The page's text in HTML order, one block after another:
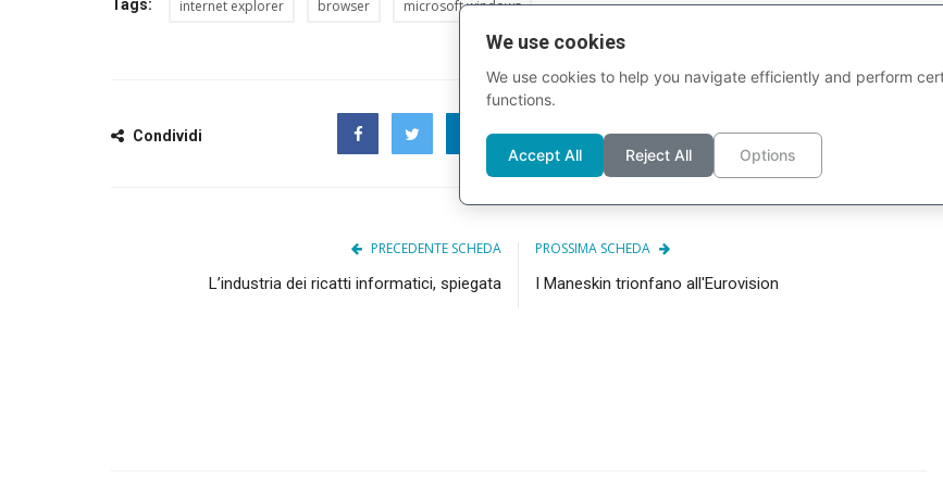
Tags: internet explorer browser microsoft windows
Condividi
PRECEDENTE SCHEDA
L’industria dei ricatti informatici, spiegata
PROSSIMA SCHEDA
I Maneskin trionfano all'Eurovision
We use cookies
We use cookies to help you navigate efficiently and perform
functions.
Accept All Reject All Options